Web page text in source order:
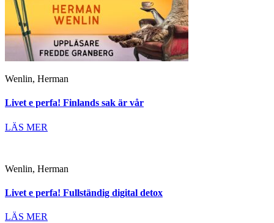
Wenlin, Herman
Livet e perfa! Finlands sak är vår
LÄS MER
Wenlin, Herman
Livet e perfa! Fullständig digital detox
LÄS MER